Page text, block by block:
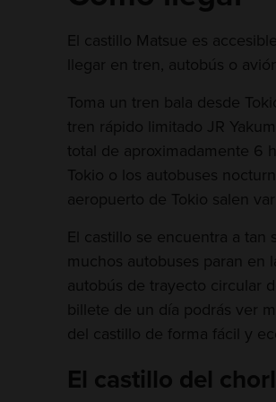
El castillo Matsue es
llegar en tren, autobús o
Toma un tren bala desde
tren rápido limitado JR
total de aproximadamente 6
Tokio o los autobuses
aeropuerto de Tokio salen
El castillo se encuentra a
muchos autobuses paran en
autobús de trayecto circular
billete de un día podrás ver
del castillo de forma fácil y
El castillo del